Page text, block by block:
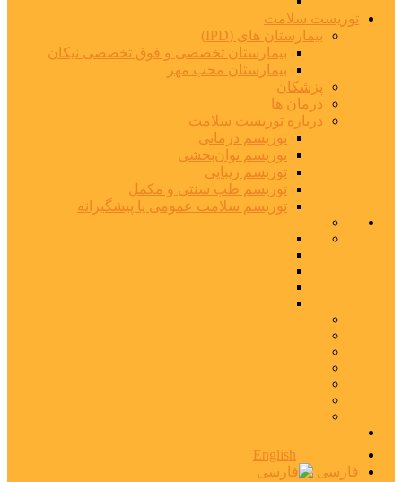
توریست سلامت
بیمارستان های (IPD)
بیمارستان تخصصی و فوق تخصصی نیکان
بیمارستان محب مهر
پزشکان
درمان ها
درباره توریست سلامت
توریسم درمانی
توریسم توان‌بخشی
توریسم زیبایی
توریسم طب سنتی و مکمل
توریسم سلامت عمومی یا پیشگیرانه
English
فارسی